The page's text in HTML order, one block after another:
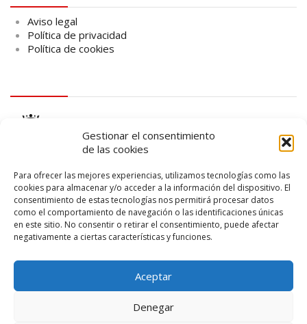
Gestionar el consentimiento
de las cookies
Para ofrecer las mejores experiencias, utilizamos tecnologías como las
cookies para almacenar y/o acceder a la información del dispositivo. El
consentimiento de estas tecnologías nos permitirá procesar datos
como el comportamiento de navegación o las identificaciones únicas
en este sitio. No consentir o retirar el consentimiento, puede afectar
negativamente a ciertas características y funciones.
Aceptar
Denegar
Aviso legal
Política de privacidad
Política de cookies
logo SID